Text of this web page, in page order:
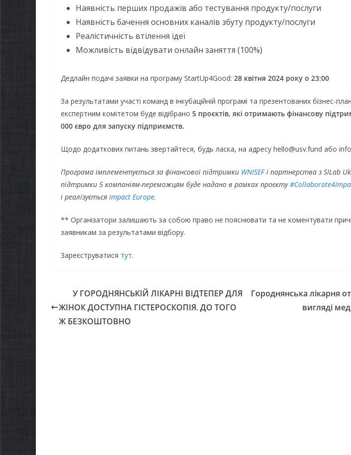
Наявність перших продажів або тестування продукту/послуги
Наявність бачення основних каналів збуту продукту/послуги
Реалістичність втілення ідеї
Можливість відвідувати онлайн заняття (100%)
Дедлайн подачі заявки на програму StartUp4Good: 28 квітня 2024 року о 23:00
За результатами участі команд в інкубаційній програмі та презентованих бізнес-
експертним комітетом буде відібрано 5 проєктів, які отримають фінансову
000 євро для запуску підприємств.
Щодо додаткових питань звертайтеся, будь ласка, на адресу hello@usv.fund або
Програма імплементується за фінансової підтримки WNISEFі партнерства з SILab
підтримки 5 компаніям-переможцям буде надано в рамках проєкту
і реалізується Impact Europe.
** Організатори залишають за собою право не пояснювати та не коментувати
заявникам за результатами відбору.
Зареєструватися тут.
У ГОРОДНЯНСЬКІЙ ЛІКАРНІ ВІДТЕПЕР ДЛЯ
ЖІНОК ДОСТУПНА ГІСТЕРОСКОПІЯ. ДО ТОГО
Ж БЕЗКОШТОВНО
Городнянська лікарня
вигляді
Уповноважений
Верховної Ради
України з прав людини
проводить опитування
щодо реалізації права
осіб з інвалідністю на
gormr
Захищай небо
Чернігівщини!